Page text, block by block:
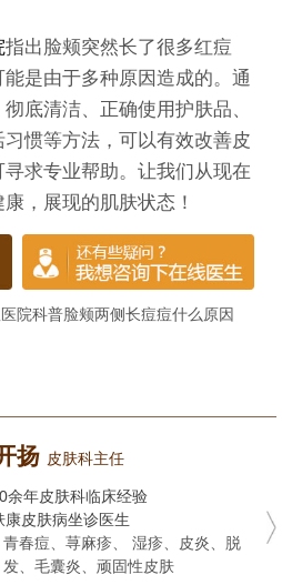
指出脸颊突然长了很多红痘
是由于多种原因造成的。通
底清洁、正确使用护肤品、
惯等方法，可以有效改善皮
求专业帮助。让我们从现在
，展现的肌肤状态！
院科普脸颊两侧长痘痘什么原因
扬 皮肤科主任
年皮肤科临床经验
皮肤病坐诊医生
青春痘、荨麻疹、 湿疹、皮炎、脱
发、毛囊炎、顽固性皮肤